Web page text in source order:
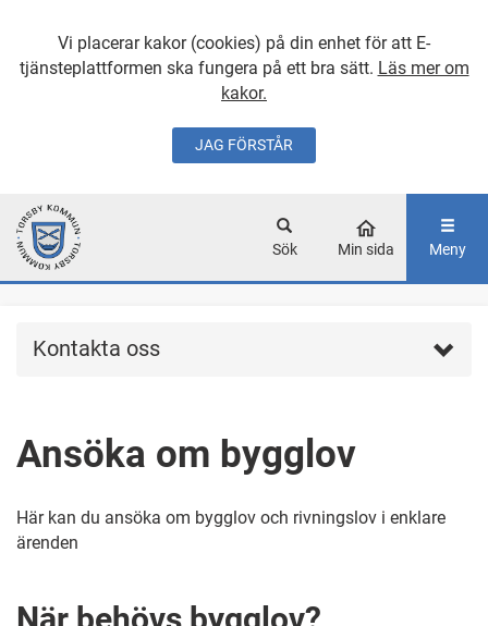
Vi placerar kakor (cookies) på din enhet för att E-
tjänsteplattformen ska fungera på ett bra sätt. Läs mer om
kakor.
JAG FÖRSTÅR
GÅ DIREKT TILL
Sök Min sida Meny
Kontakta oss
Ansöka om bygglov
Här kan du ansöka om bygglov och rivningslov i enklare
ärenden